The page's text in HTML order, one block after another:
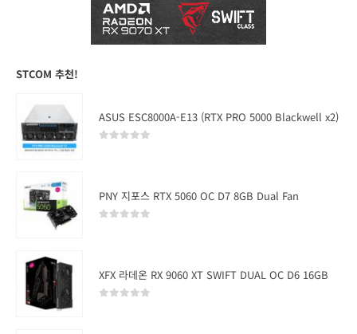
STCOM 추천!
ASUS ESC8000A-E13 (RTX PRO 5000 Blackwell x2)
PNY 지포스 RTX 5060 OC D7 8GB Dual Fan
XFX 라데온 RX 9060 XT SWIFT DUAL OC D6 16GB